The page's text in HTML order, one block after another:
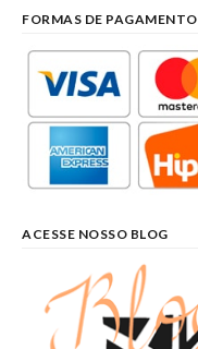
FORMAS DE PAGAMENTO
ACESSE NOSSO BLOG